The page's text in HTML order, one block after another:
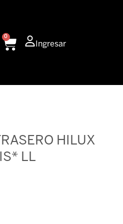
0
CarritoIngresar
HILUX
LL